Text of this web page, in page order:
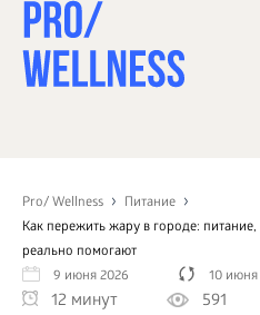
Pro/ Wellness
Питание
Как пережить жару в городе:
реально помогают
9 июня 2026
10 июня
12 минут 591
СПОРТ
ЗДОРОВЬЕ
КРАСОТА